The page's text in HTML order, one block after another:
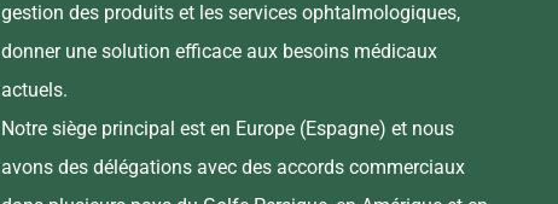
gestion des produits et les services ophtalmologiques,
donner une solution efficace aux besoins médicaux
actuels.
Notre siège principal est en Europe (Espagne) et nous
avons des délégations avec des accords commerciaux